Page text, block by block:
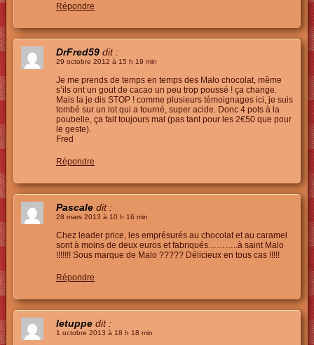
Répondre
DrFred59 dit :
29 octobre 2012 à 15 h 19 min
Je me prends de temps en temps des Malo chocolat, même
s’ils ont un gout de cacao un peu trop poussé ! ça change.
Mais la je dis STOP ! comme plusieurs témoignages ici, je suis
tombé sur un lot qui a tourné, super acide. Donc 4 pots à la
poubelle, ça fait toujours mal (pas tant pour les 2€50 que pour
le geste).
Fred
Répondre
Pascale dit :
28 mars 2013 à 10 h 16 min
Chez leader price, les emprésurés au chocolat et au caramel
sont à moins de deux euros et fabriqués………..à saint Malo
!!!!!!! Sous marque de Malo ????? Délicieux en tous cas !!!!!
Répondre
letuppe dit :
1 octobre 2013 à 18 h 18 min